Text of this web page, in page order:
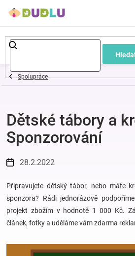
Dětské
a
oblečení
Pokojíček
a
kojenecká
výbava
Hračky
Spolupráce
Dětské tábory a
Sponzorování
28.2.2022
Připravujete dětský tábor, nebo máte
sponzora? Rádi jednorázově
projekt zbožím v hodnotě 1 000 Kč.
článek, fotky a uděláme vám zdarma